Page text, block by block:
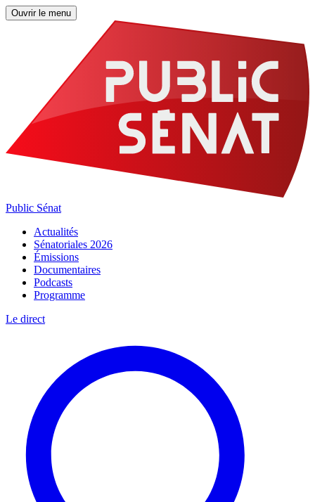
Ouvrir le menu
Public Sénat
Actualités
Sénatoriales 2026
Émissions
Documentaires
Podcasts
Programme
Le direct